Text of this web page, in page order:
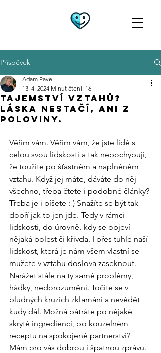
Příspěvek
Tajemství vztahů?
Láska nestačí, Ani z
poloviny.
Adam Pavel
13. 4. 2024 Minut čtení: 16
Věřím vám. Věřím vám, že jste lidé s
celou svou lidskostí a tak nepochybuji,
že toužíte po šťastném a naplněném
vztahu. Když jej máte, dáváte do něj
všechno, třeba čtete i podobné články?
Třeba je i píšete :-) Snažíte se být tak
dobří jak to jen jde. Tedy v rámci
lidskosti, do úrovně, kdy se objeví
nějaká bolest či křivda. I přes tuhle naší
lidskost, která je nám všem vlastní se
můžete v vztahu doslova zaseknout.
Narážet stále na ty samé problémy,
hádky, nedorozumění. Točíte se v
bludných kruzích zklamání a nevědět
kudy dál. Možná pátráte po nějaké
skryté ingredienci, po kouzelném
receptu na spokojené partnerství?
Mám pro vás dobrou i špatnou zprávu.